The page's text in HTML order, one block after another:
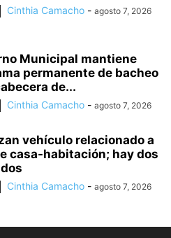
Cinthia Camacho - agosto 7, 2026
Municipal mantiene
permanente de bacheo
de...
Cinthia Camacho - agosto 7, 2026
vehículo relacionado a
casa-habitación; hay dos
Cinthia Camacho - agosto 7, 2026